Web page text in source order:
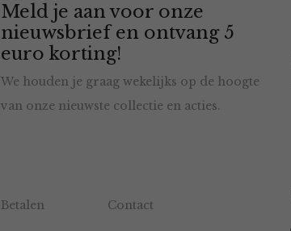
Meld je aan voor onze
nieuwsbrief en ontvang 5
euro korting!
We houden je graag wekelijks op de hoogte
van onze nieuwste collectie en acties.
Betalen Contact